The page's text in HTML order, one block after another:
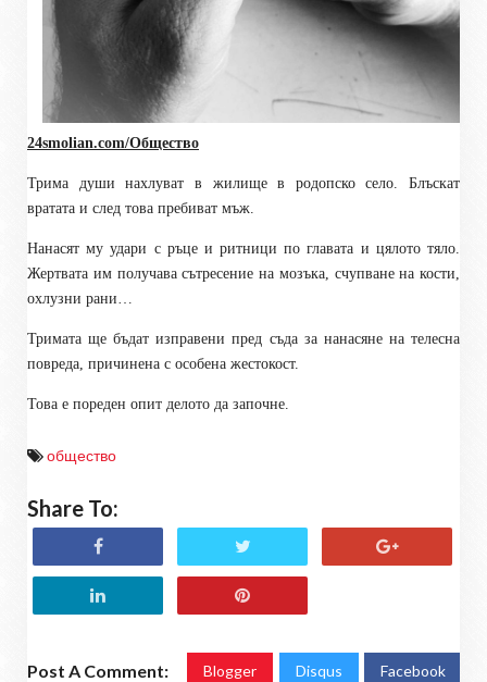
24smolian.com/Общество
Трима души нахлуват в жилище в родопско село. Блъскат
вратата и след това пребиват мъж.
Нанасят му удари с ръце и ритници по главата и цялото тяло.
Жертвата им получава сътресение на мозъка, счупване на кости,
охлузни рани…
Тримата ще бъдат изправени пред съда за нанасяне на телесна
повреда, причинена с особена жестокост.
Това е пореден опит делото да започне.
общество
Share To:
Post A Comment: Blogger Disqus Facebook